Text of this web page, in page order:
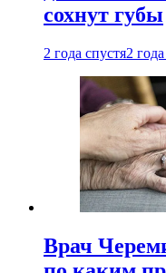
сохнут губы
2 года спустя2
Врач